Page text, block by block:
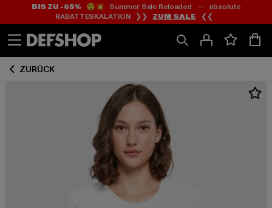
Zum
Inhalt
springen
Zum
Fußzeile
springen
BIS ZU -65%😲💥 Summer Sale Reloaded — absolute
RABATTESKALATION ❯❯ ZUM SALE ❮❮
ZURÜCK